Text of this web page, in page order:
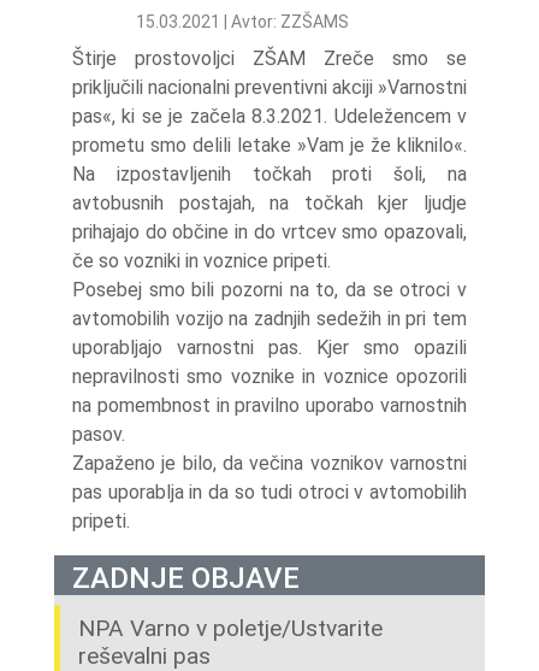
15.03.2021 | Avtor: ZZŠAMS
Štirje prostovoljci ZŠAM Zreče smo se
priključili nacionalni preventivni akciji »Varnostni
pas«, ki se je začela 8.3.2021. Udeležencem v
prometu smo delili letake »Vam je že kliknilo«.
Na izpostavljenih točkah proti šoli, na
avtobusnih postajah, na točkah kjer ljudje
prihajajo do občine in do vrtcev smo opazovali,
če so vozniki in voznice pripeti.
Posebej smo bili pozorni na to, da se otroci v
avtomobilih vozijo na zadnjih sedežih in pri tem
uporabljajo varnostni pas. Kjer smo opazili
nepravilnosti smo voznike in voznice opozorili
na pomembnost in pravilno uporabo varnostnih
pasov.
Zapaženo je bilo, da večina voznikov varnostni
pas uporablja in da so tudi otroci v avtomobilih
pripeti.
ZADNJE OBJAVE
NPA Varno v poletje/Ustvarite
reševalni pas